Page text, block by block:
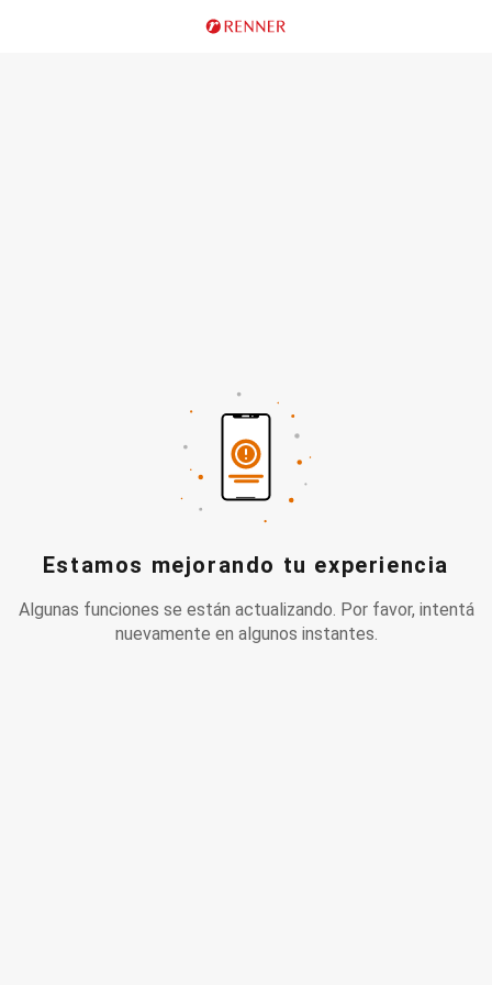
Estamos mejorando tu experiencia
Algunas funciones se están actualizando. Por favor, intentá
nuevamente en algunos instantes.